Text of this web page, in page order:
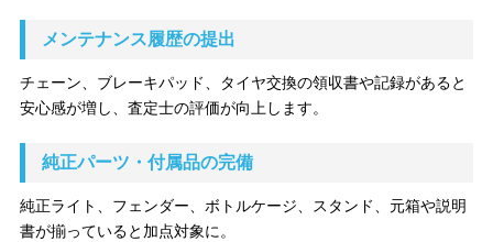
メンテナンス履歴の提出
チェーン、ブレーキパッド、タイヤ交換の領収書や記録があると
安心感が増し、査定士の評価が向上します。
純正パーツ・付属品の完備
純正ライト、フェンダー、ボトルケージ、スタンド、元箱や説明
書が揃っていると加点対象に。